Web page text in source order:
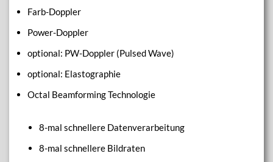
Farb-Doppler
Power-Doppler
optional: PW-Doppler (Pulsed Wave)
optional: Elastographie
Octal Beamforming Technologie
8-mal schnellere Datenverarbeitung
8-mal schnellere Bildraten